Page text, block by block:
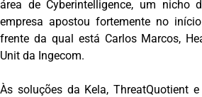
área de Cyberintelligence, um nicho
empresa apostou fortemente no
frente da qual está Carlos Marcos,
Unit da Ingecom.
Às soluções da Kela, ThreatQuotient